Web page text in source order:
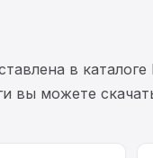
в
вы можете